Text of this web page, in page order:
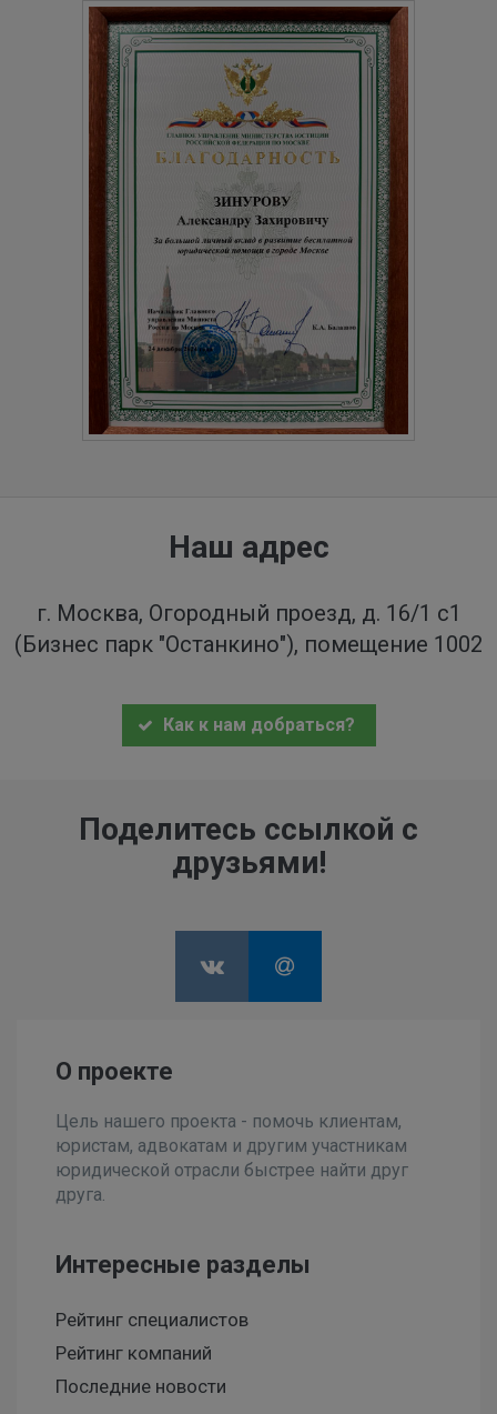
Наш адрес
г. Москва, Огородный проезд, д. 16/1 с1
(Бизнес парк "Останкино"), помещение 1002
Как к нам добраться?
Поделитесь ссылкой с
друзьями!
О проекте
Цель нашего проекта - помочь клиентам,
юристам, адвокатам и другим участникам
юридической отрасли быстрее найти друг
друга.
Интересные разделы
Рейтинг специалистов
Рейтинг компаний
Последние новости